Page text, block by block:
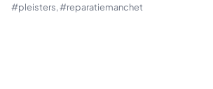
#pleisters,#reparatiemanchet